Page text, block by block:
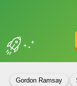
框選或
收錄
Gordon Ramsay